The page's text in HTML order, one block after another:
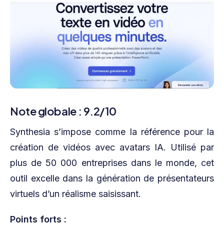
Note globale : 9.2/10
Synthesia s’impose comme la référence pour la
création de vidéos avec avatars IA. Utilisé par
plus de 50 000 entreprises dans le monde, cet
outil excelle dans la génération de présentateurs
virtuels d’un réalisme saisissant.
Points forts :